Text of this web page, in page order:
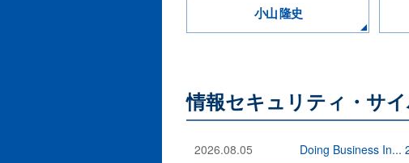
小山 隆史
情報セキュリティ・サ
2026.08.05 Doing Business In...